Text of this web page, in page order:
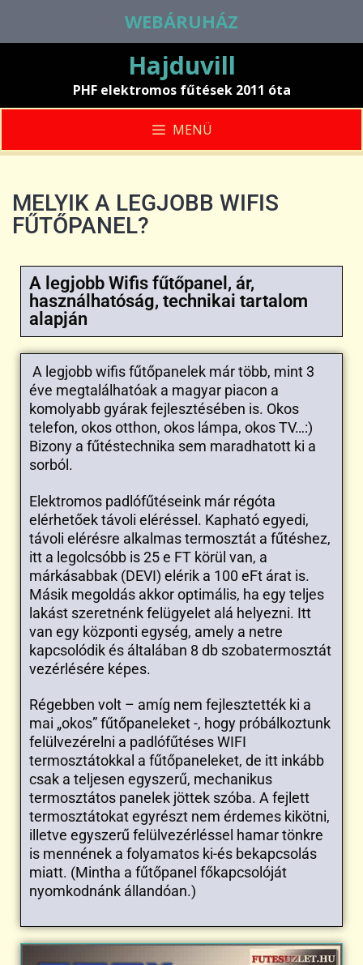
WEBÁRUHÁZ
Hajduvill
PHF elektromos fűtések 2011 óta
MENÜ
MELYIK A LEGJOBB WIFIS
FŰTŐPANEL?
A legjobb Wifis fűtőpanel, ár,
használhatóság, technikai tartalom
alapján
A legjobb wifis fűtőpanelek már több, mint 3
éve megtalálhatóak a magyar piacon a
komolyabb gyárak fejlesztésében is. Okos
telefon, okos otthon, okos lámpa, okos TV…:)
Bizony a fűtéstechnika sem maradhatott ki a
sorból.
Elektromos padlófűtéseink már régóta
elérhetőek távoli eléréssel. Kapható egyedi,
távoli elérésre alkalmas termosztát a fűtéshez,
itt a legolcsóbb is 25 e FT körül van, a
márkásabbak (DEVI) elérik a 100 eFt árat is.
Másik megoldás akkor optimális, ha egy teljes
lakást szeretnénk felügyelet alá helyezni. Itt
van egy központi egység, amely a netre
kapcsolódik és általában 8 db szobatermosztát
vezérlésére képes.
Régebben volt – amíg nem fejlesztették ki a
mai „okos” fűtőpaneleket -, hogy próbálkoztunk
felülvezérelni a padlófűtéses WIFI
termosztátokkal a fűtőpaneleket, de itt inkább
csak a teljesen egyszerű, mechanikus
termosztátos panelek jöttek szóba. A fejlett
termosztátokat egyrészt nem érdemes kikötni,
illetve egyszerű felülvezérléssel hamar tönkre
is mennének a folyamatos ki-és bekapcsolás
miatt. (Mintha a fűtőpanel főkapcsolóját
nyomkodnánk állandóan.)